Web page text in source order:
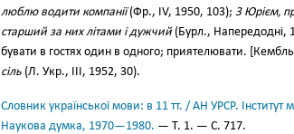
люблю водити компанії(Фр., IV, 1950, 103); З Юрієм,
старший за них літами і дужчий (Бурл., Напередодні,
бувати в гостях один в одного; приятелювати.
сіль (Л. Укр., III, 1952, 30).
Словник української мови: в 11 тт. / АН УРСР.
Наукова думка, 1970—1980. — Т. 1. — С. 717.